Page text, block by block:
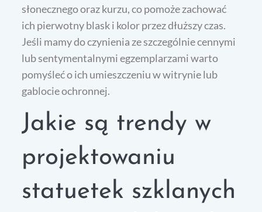
słonecznego oraz kurzu, co pomoże zachować
ich pierwotny blask i kolor przez dłuższy czas.
Jeśli mamy do czynienia ze szczególnie cennymi
lub sentymentalnymi egzemplarzami warto
pomyśleć o ich umieszczeniu w witrynie lub
gablocie ochronnej.
Jakie są trendy w
projektowaniu
statuetek szklanych